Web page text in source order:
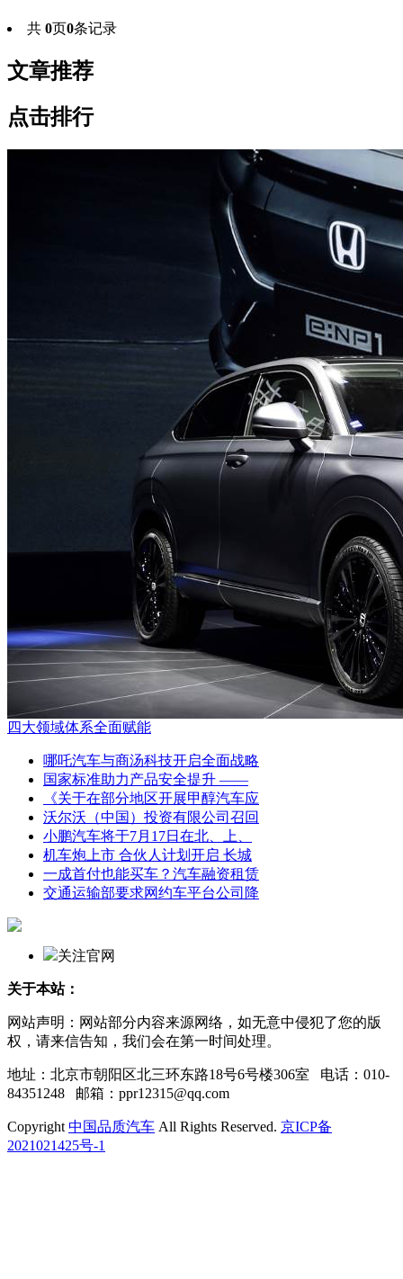
共 0页0条记录
文章推荐
点击排行
四大领域体系全面赋能
哪吒汽车与商汤科技开启全面战略
国家标准助力产品安全提升 ——
《关于在部分地区开展甲醇汽车应
沃尔沃（中国）投资有限公司召回
小鹏汽车将于7月17日在北、上、
机车炮上市 合伙人计划开启 长城
一成首付也能买车？汽车融资租赁
交通运输部要求网约车平台公司降
关注官网
关于本站：
网站声明：网站部分内容来源网络，如无意中侵犯了您的版
权，请来信告知，我们会在第一时间处理。
地址：北京市朝阳区北三环东路18号6号楼306室 电话：010-
84351248 邮箱：ppr12315@qq.com
Copyright 中国品质汽车 All Rights Reserved. 京ICP备
2021021425号-1